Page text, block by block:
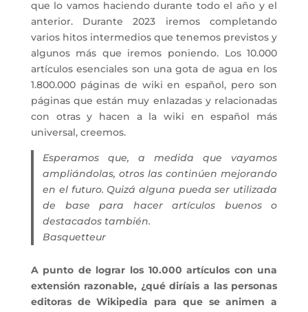
que lo vamos haciendo durante todo el año y el
anterior. Durante 2023 iremos completando
varios hitos intermedios que tenemos previstos y
algunos más que iremos poniendo. Los 10.000
artículos esenciales son una gota de agua en los
1.800.000 páginas de wiki en español, pero son
páginas que están muy enlazadas y relacionadas
con otras y hacen a la wiki en español más
universal, creemos.
Esperamos que, a medida que vayamos
ampliándolas, otros las continúen mejorando
en el futuro. Quizá alguna pueda ser utilizada
de base para hacer artículos buenos o
destacados también.
Basquetteur
A punto de lograr los 10.000 artículos con una
extensión razonable, ¿qué diríais a las personas
editoras de Wikipedia para que se animen a